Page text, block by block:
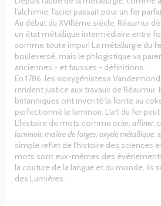
l'alchimie, l'acier passait pour un fer
Au début du XVIllème siècle, Réaumur
un état métallique intermédiaire entre
somme toute impur! La métallurgie du
bouleversé, mais le phlogistique va
anciennes - et fausses - définitions.
En 1786, les «oxygénistes»
rendent justice aux travaux de
britanniques ont inventé la fonte au
perfectionné le laminoir. L'art du fer peut
L'histoire de mots commeacier, affiner,
laminoir, maître de forges oxyde métallique
simple reflet de l'histoire des sciences
mots sont eux-mêmes des
la couture de la langue et du monde, ils
des Lumières.